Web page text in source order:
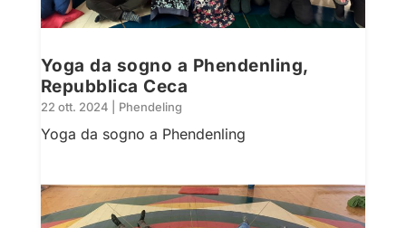
Yoga da sogno a Phendenling,
Repubblica Ceca
22 ott. 2024 Phendeling
Yoga da sogno a Phendenling